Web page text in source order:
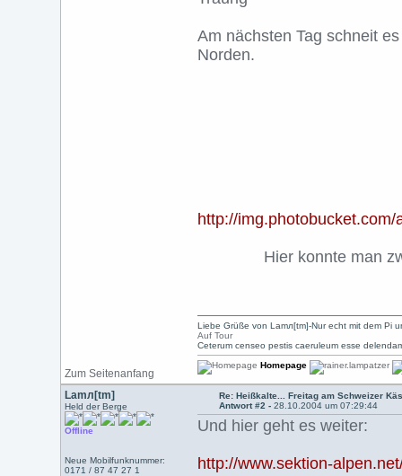
Am nächsten Tag schneit
Norden.
http://
Hier konnte man
Zum Seitenanfang
Liebe Grüße von Lamл[tm]-Nur echt mit dem Pi
Auf Tour
Ceterum censeo pestis caeruleum esse
Homepage
Lamл[tm]
Held der Berge
Offline
Neue Mobilfunknummer:
0171 / 87 47 27 1
Re: Heißkalte... Freitag am Schweizer
Antwort #2 -28.10.2004 um 07:29:44
Und hier geht es weiter:
http://www.sektion-